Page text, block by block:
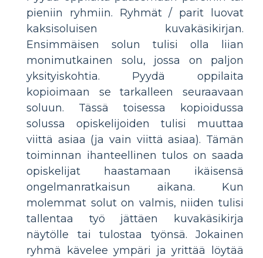
pieniin ryhmiin. Ryhmät / parit luovat
kaksisoluisen kuvakäsikirjan.
Ensimmäisen solun tulisi olla liian
monimutkainen solu, jossa on paljon
yksityiskohtia. Pyydä oppilaita
kopioimaan se tarkalleen seuraavaan
soluun. Tässä toisessa kopioidussa
solussa opiskelijoiden tulisi muuttaa
viittä asiaa (ja vain viittä asiaa). Tämän
toiminnan ihanteellinen tulos on saada
opiskelijat haastamaan ikäisensä
ongelmanratkaisun aikana. Kun
molemmat solut on valmis, niiden tulisi
tallentaa työ jättäen kuvakäsikirja
näytölle tai tulostaa työnsä. Jokainen
ryhmä kävelee ympäri ja yrittää löytää